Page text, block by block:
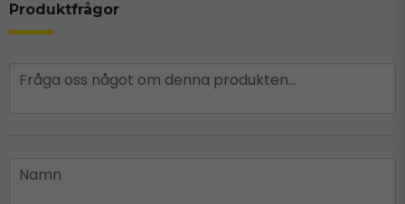
Produktfrågor
question
Fråga oss något om denna produkten...
name
Namn